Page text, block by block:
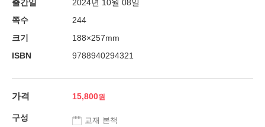
출간일
2024년 10월 08일
쪽수
244
크기
188×257mm
ISBN
9788940294321
가격 15,800
구성 교재 본책